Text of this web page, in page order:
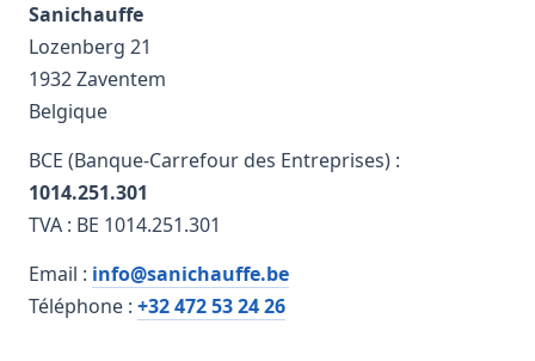
Sanichauffe
Lozenberg 21
1932 Zaventem
Belgique
BCE (Banque-Carrefour des Entreprises) :
1014.251.301
TVA : BE 1014.251.301
Email : info@sanichauffe.be
Téléphone : +32 472 53 24 26